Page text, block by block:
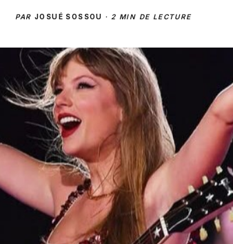
PARJOSUÉ SOSSOU · 2 MIN DE LECTURE